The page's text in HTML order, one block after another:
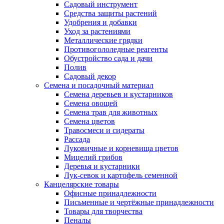
Садовый инструмент
Средства защиты растений
Удобрения и добавки
Уход за растениями
Металлические грядки
Противогололедные реагенты
Обустройство сада и дачи
Полив
Садовый декор
Семена и посадочный материал
Семена деревьев и кустарников
Семена овощей
Семена трав для животных
Семена цветов
Травосмеси и сидераты
Рассада
Луковичные и корневища цветов
Мицелий грибов
Деревья и кустарники
Лук-севок и картофель семенной
Канцелярские товары
Офисные принадлежности
Письменные и чертёжные принадлежности
Товары для творчества
Пеналы